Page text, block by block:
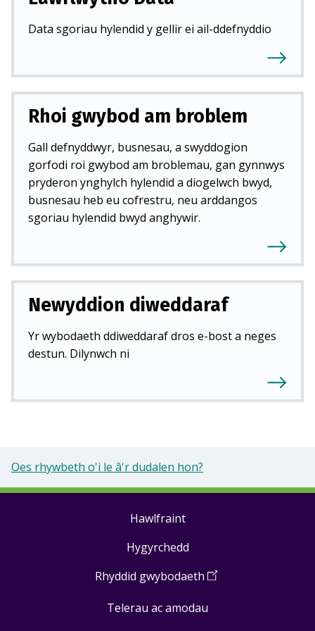
Data sgoriau hylendid y gellir ei ail-ddefnyddio
Rhoi gwybod am broblem
Gall defnyddwyr, busnesau, a swyddogion
gorfodi roi gwybod am broblemau, gan gynnwys
pryderon ynghylch hylendid a diogelwch bwyd,
busnesau heb eu cofrestru, neu arddangos
sgoriau hylendid bwyd anghywir.
Newyddion diweddaraf
Yr wybodaeth ddiweddaraf dros e-bost a neges
destun. Dilynwch ni
Oes rhywbeth o'i le â'r dudalen hon?
Hawlfraint
Hygyrchedd
Rhyddid gwybodaeth (Open
a
Telerau ac amodau